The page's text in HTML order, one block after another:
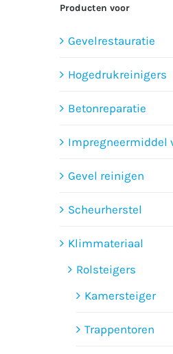
Producten voor
Gevelrestauratie
Hogedrukreinigers
Betonreparatie
Impregneermiddel
Gevel reinigen
Scheurherstel
Klimmateriaal
Rolsteigers
Kamersteiger
Trappentoren